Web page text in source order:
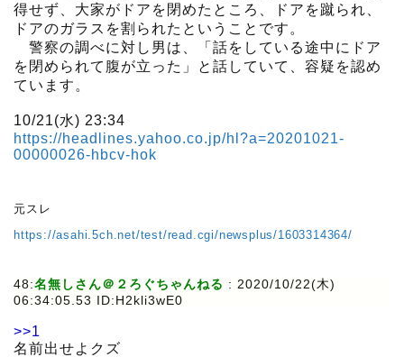
得せず、大家がドアを閉めたところ、ドアを蹴られ、
ドアのガラスを割られたということです。
警察の調べに対し男は、「話をしている途中にドア
を閉められて腹が立った」と話していて、容疑を認め
ています。
10/21(水) 23:34
https://headlines.yahoo.co.jp/hl?a=20201021-
00000026-hbcv-hok
元スレ
https://asahi.5ch.net/test/read.cgi/newsplus/1603314364/
48:名無しさん＠２ろぐちゃんねる : 2020/10/22(木)
06:34:05.53 ID:H2kli3wE0
>>1
名前出せよクズ